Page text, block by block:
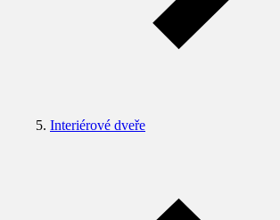
Interiérové dveře